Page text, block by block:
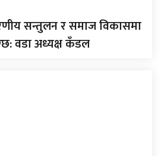
सन्तुलन र समाज विकासमा
वडा अध्यक्ष कँडल